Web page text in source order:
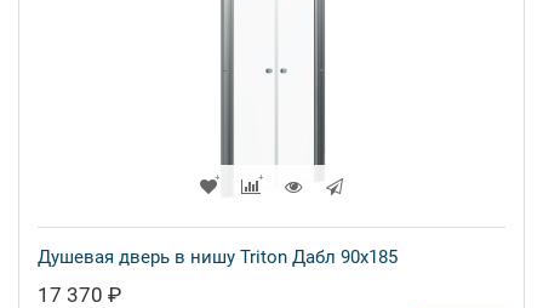
Душевая дверь в нишу Triton Дабл 90x185
17 370 ₽